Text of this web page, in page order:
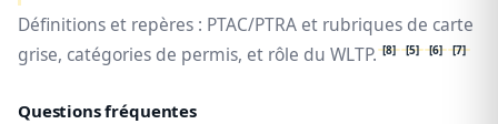
Définitions et repères : PTAC/PTRA et rubriques de carte
grise, catégories de permis, et rôle du WLTP. [8] [5] [6] [7]
Questions fréquentes